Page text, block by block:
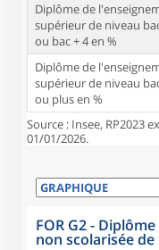
Diplôme de
supérieur de niveau
ou bac + 4 en %
Diplôme de
supérieur de niveau
ou plus en %
Source : Insee, RP2023
01/01/2026.
FOR G2 -
non scolarisée de